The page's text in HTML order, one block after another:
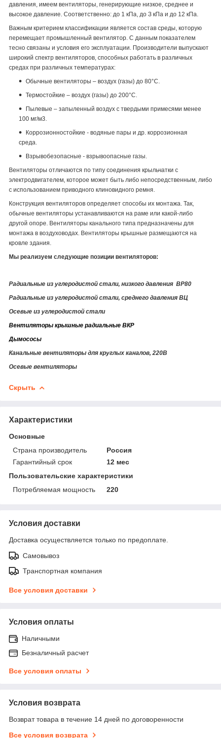
давления, имеем вентиляторы, генерирующие низкое, среднее и
высокое давление. Соответственно: до 1 кПа, до З кПа и до 12 кПа.
Важным критерием классификации является состав среды, которую
перемещает промышленный вентилятор. С данным показателем
тесно связаны и условия его эксплуатации. Производители выпускают
широкий спектр вентиляторов, способных работать в различных
средах при различных температурах:
Обычные вентиляторы – воздух (газы) до 80°С.
Термостойкие – воздух (газы) до 200°С.
Пылевые – запыленный воздух с твердыми примесями менее
100 мг/м3.
Коррозионностойкие - водяные пары и др. коррозионная
среда.
Взрывобезопасные - взрывоопасные газы.
Вентиляторы отличаются по типу соединения крыльчатки с
электродвигателем, которое может быть либо непосредственным, либо
с использованием приводного клиновидного ремня.
Конструкция вентиляторов определяет способы их монтажа. Так,
обычные вентиляторы устанавливаются на раме или какой-либо
другой опоре. Вентиляторы канального типа предназначены для
монтажа в воздуховодах. Вентиляторы крышные размещаются на
кровле здания.
Мы реализуем следующие позиции вентиляторов:
Радиальные из углеродистой стали, низкого давления ВР80
Радиальные из углеродистой стали, среднего давления ВЦ
Осевые из углеродистой стали
Вентиляторы крышные радиальные ВКР
Дымососы
Канальные вентиляторы для круглых каналов, 220В
Осевые вентиляторы
Скрыть
Характеристики
Основные
Страна производитель
Россия
Гарантийный срок
12 мес
Пользовательские характеристики
Потребляемая мощность
220
Условия доставки
Доставка осуществляется только по предоплате.
Самовывоз
Транспортная компания
Все условия доставки
Условия оплаты
Наличными
Безналичный расчет
Все условия оплаты
Условия возврата
Возврат товара в течение 14 дней по договоренности
Все условия возврата